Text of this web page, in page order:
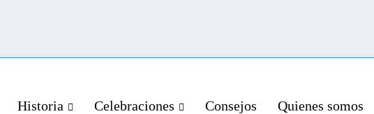
Historia Celebraciones Consejos Quienes somos